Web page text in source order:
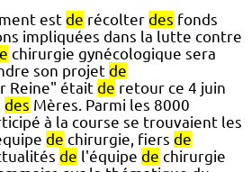
est de récolter des fonds
impliquées dans la lutte contre
chirurgie gynécologique sera
son projet de
Reine" était de retour ce 4 juin
des Mères. Parmi les 8000
à la course se trouvaient les
de chirurgie, fiers de
de l'équipe de chirurgie